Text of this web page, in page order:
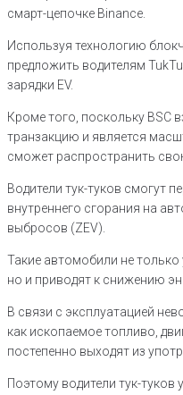
смарт-цепочке Binance.
Используя технологию
предложить водителям
зарядки EV.
Кроме того, поскольку BSC
транзакцию и является
сможет распространить
Водители тук-туков смогут
внутреннего сгорания на
выбросов (ZEV).
Такие автомобили не
но и приводят к снижению
В связи с эксплуатацией
как ископаемое топливо,
постепенно выходят из
Поэтому водители тук-туков